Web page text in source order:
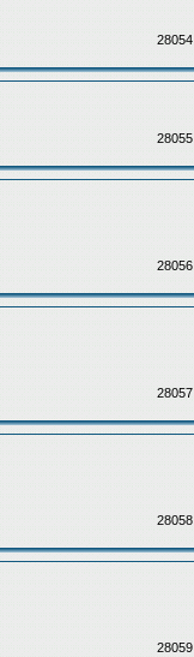
28054
28055
28056
28057
28058
28059